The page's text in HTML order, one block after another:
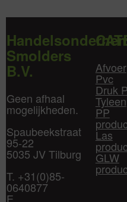
Smolders
B.V.
Geen afhaal
mogelijkheden.
Spaubeekstraat
95-22
5035 JV Tilburg
T. +31(0)85-
0640877
E.
Afvoer
Pvc
Druk
Tyleen
PP
Las
GLW